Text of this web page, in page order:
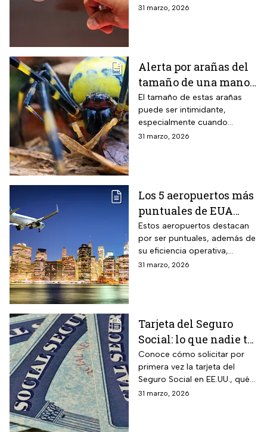
ciencia explica por qué ocurre
31 marzo, 2026
Alerta por arañas del
tamaño de una mano
que invaden EUA
El tamaño de estas arañas
puede ser intimidante,
especialmente cuando
aparecen cerca de viviendas,
31 marzo, 2026
Los 5 aeropuertos más
puntuales de EUA
para viajar en Semana
Santa
Estos aeropuertos destacan
por ser puntuales, además de
su eficiencia operativa,
gestión del flujo de pasajeros
31 marzo, 2026
Tarjeta del Seguro
Social: lo que nadie te
cuenta sobre cómo
obtenerla o
reemplazarla
Conoce cómo solicitar por
primera vez la tarjeta del
Seguro Social en EE.UU., qué
hacer para reemplazarla y
31 marzo, 2026